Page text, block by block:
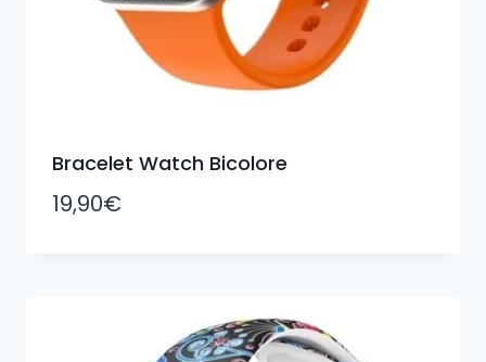
Bracelet Watch Bicolore
19,90€